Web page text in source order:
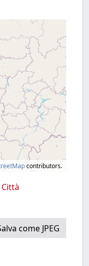
contributors.
Città
come JPEG